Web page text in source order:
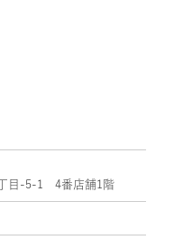
目-5-1 4番店舗1階